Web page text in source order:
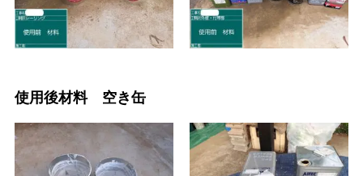
使用後材料 空き缶